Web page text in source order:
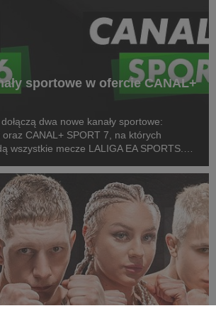
sportowe w ofercie CANAL+
dwa nowe kanały sportowe:
oraz CANAL+ SPORT 7, na których
wszystkie mecze LALIGA EA SPORTS.
2026/27 ligi hiszpańskiej, po formaln...